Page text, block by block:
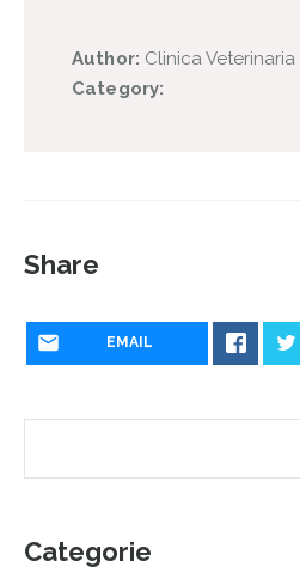
Author: Clinica
Category:
Share
EMAIL
Categorie